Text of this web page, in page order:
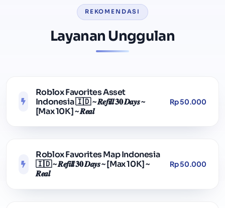
REKOMENDASI
Layanan Unggulan
Roblox Favorites Asset
Indonesia 🇮🇩 ~ 𝑹𝒆𝒇𝒊𝒍𝒍 𝟑𝟎 𝑫𝒂𝒚𝒔 ~
[Max 10K] ~ 𝑹𝒆𝒂𝒍
Rp 50.000
Roblox Favorites Map Indonesia
🇮🇩 ~ 𝑹𝒆𝒇𝒊𝒍𝒍 𝟑𝟎 𝑫𝒂𝒚𝒔 ~ [Max 10K] ~
𝑹𝒆𝒂𝒍
Rp 50.000